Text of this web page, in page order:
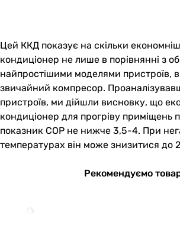
Цей ККД показує на скільки
кондиціонер не лише в порівнянні з
найпростішими моделями пристроїв, в
звичайний компресор.
пристроїв, ми дійшли висновку, що
кондиціонер для прогріву приміщень
показник СОР не нижче 3,5-4. При
температурах він може знизитися до
Рекомендуємо